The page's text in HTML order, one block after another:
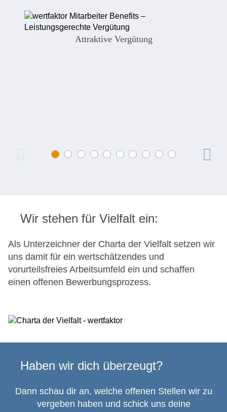
Attraktive Vergütung
Wir stehen für Vielfalt ein:
Als Unterzeichner der Charta der Vielfalt setzen wir
uns damit für ein wertschätzendes und
vorurteilsfreies Arbeitsumfeld ein und schaffen
einen offenen Bewerbungsprozess.
Haben wir dich überzeugt?
Dann schau dir an, welche offenen Stellen wir zu
vergeben haben und schick uns deine